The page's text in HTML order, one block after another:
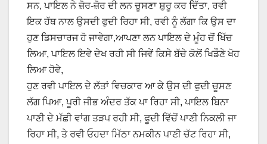
ਸਨ, ਪਾਇਲ ਨੇ ਜ਼ੋਰ-ਜ਼ੋਰ ਦੀ ਲਨ ਚੂਸਣਾ ਸ਼ੁਰੂ ਕਰ ਦਿੱਤਾ, ਰਵੀ
ਇਕ ਹੱਥ ਨਾਲ ਉਸਦੀ ਫੁਦੀ ਰਿਹਾ ਸੀ, ਰਵੀ ਨੂੰ ਲੱਗਾ ਕਿ ਉਸ ਦਾ
ਹੁਣ ਡਿਸਚਾਰਜ ਹੋ ਜਾਵੇਗਾ,ਆਪਣਾ ਲਨ ਪਾਇਲ ਦੇ ਮੂੰਹ ਚੋਂ ਖਿੱਚ
ਲਿਆ, ਪਾਇਲ ਇਵੇ ਦੇਖ ਰਹੀ ਸੀ ਜਿਵੇਂ ਕਿਸੇ ਬੱਚੇ ਕੋਲੋਂ ਖਿਡੌਣੇ ਖੋਹ
ਲਿਆ ਹੋਵੇ,
ਹੁਣ ਰਵੀ ਪਾਇਲ ਦੇ ਲੱਤਾਂ ਵਿਚਕਾਰ ਆ ਕੇ ਉਸ ਦੀ ਫੁਦੀ ਚੂਸਣ
ਲੱਗ ਪਿਆ, ਪੂਰੀ ਜੀਭ ਅੰਦਰ ਤੱਕ ਪਾ ਰਿਹਾ ਸੀ, ਪਾਇਲ ਬਿਨਾ
ਪਾਣੀ ਦੇ ਮੱਛੀ ਵਾਂਗ ਤੜਪ ਰਹੀ ਸੀ, ਫੂਦੀ ਵਿੱਚੋਂ ਪਾਣੀ ਨਿਕਲੀ ਜਾ
ਰਿਹਾ ਸੀ, ਤੇ ਰਵੀ ਓਹਦਾ ਮਿੱਠਾ ਨਮਕੀਨ ਪਾਣੀ ਚੱਟ ਰਿਹਾ ਸੀ,